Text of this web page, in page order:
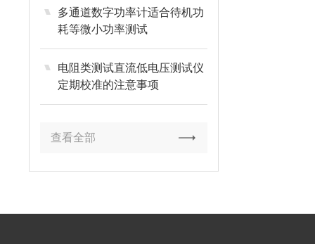
多通道数字功率计适合待机功
耗等微小功率测试
电阻类测试直流低电压测试仪
定期校准的注意事项
查看全部